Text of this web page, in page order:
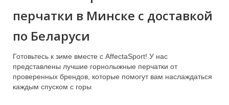
перчатки в Минске с доставкой
по Беларуси
Готовьтесь к зиме вместе с AffectaSport! У нас
представлены лучшие горнолыжные перчатки от
проверенных брендов, которые помогут вам наслаждаться
каждым спуском с горы